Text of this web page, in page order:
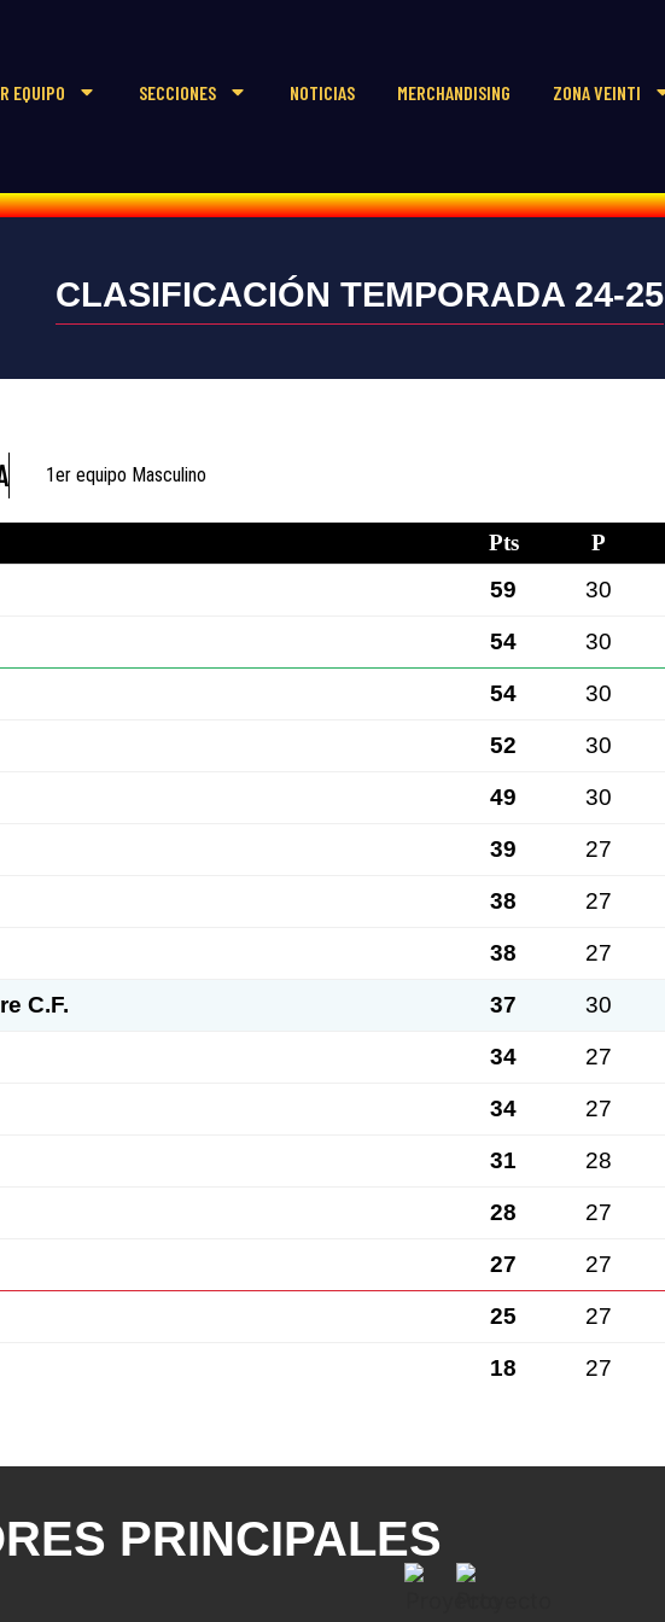
EQUIPO SECCIONES NOTICIAS MERCHANDISING ZONA VEINTI
CLASIFICACIÓN TEMPORADA 24-25
1er equipo Masculino
Pts P
59 30
54 30
54 30
52 30
49 30
39 27
38 27
38 27
C.F. 37 30
34 27
34 27
31 28
28 27
27 27
25 27
18 27
PRINCIPALES